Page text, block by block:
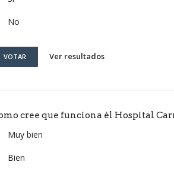
No
VOTAR Ver resultados
cree que funciona él Hospital
Muy bien
Bien